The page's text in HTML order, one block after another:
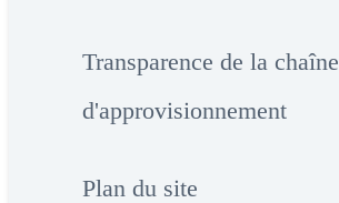
Transparence de la chaîne
d'approvisionnement
Plan du site